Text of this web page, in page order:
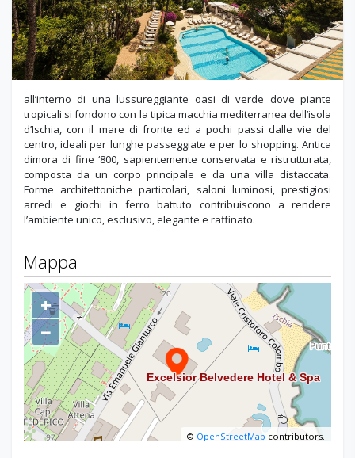
all’interno di una lussureggiante oasi di verde dove piante
tropicali si fondono con la tipica macchia mediterranea dell’isola
d’Ischia, con il mare di fronte ed a pochi passi dalle vie del
centro, ideali per lunghe passeggiate e per lo shopping. Antica
dimora di fine ‘800, sapientemente conservata e ristrutturata,
composta da un corpo principale e da una villa distaccata.
Forme architettoniche particolari, saloni luminosi, prestigiosi
arredi e giochi in ferro battuto contribuiscono a rendere
Mappa
+
−